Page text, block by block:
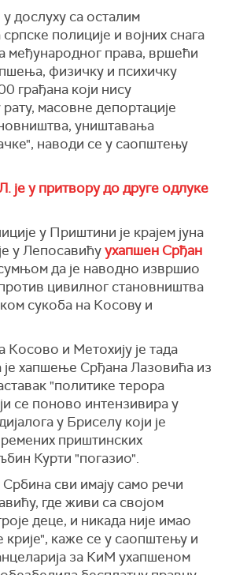
дослуху са осталим
полиције и војних снага
међународног права, вршећи
физичку и психичку
грађана који нису
масовне депортације
уништавања
наводи се у саопштењу
је у притвору до друге одлуке
у Приштини је крајем јуна
у Лепосавићуухапшен Срђан
да је наводно извршио
цивилног становништва
сукоба на Косову и
Косово и Метохију је тада
је хапшење Срђана Лазовића из
"политике терора
се поново интензивира у
у Бриселу који је
приштинских
Курти "погазио".
сви имају само речи
где живи са својом
деце, и никада није имао
крије", каже се у саопштењу и
за КиМ ухапшеном